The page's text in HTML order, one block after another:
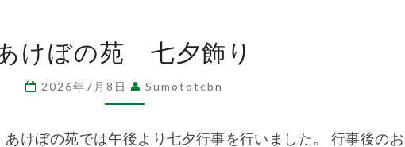
会
ぼ
の
苑
けぼの苑 七夕飾り
2026年7月8日 Sumototcbn
けぼの苑では午後より七夕行事を行いました。 行事後のお